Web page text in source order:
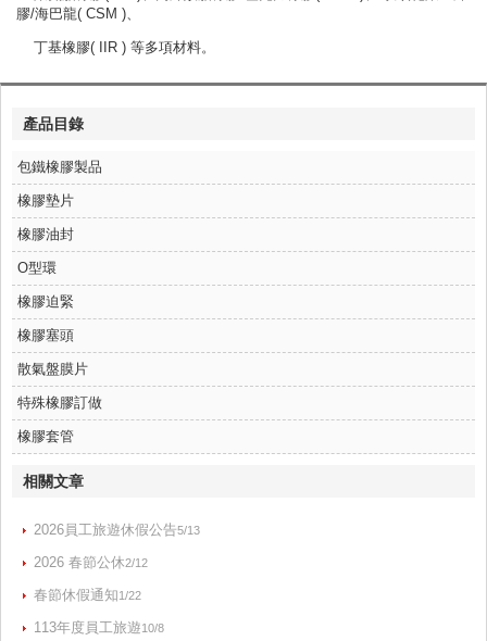
膠/海巴龍( CSM )、
丁基橡膠( IIR ) 等多項材料。
產品目錄
包鐵橡膠製品
橡膠墊片
橡膠油封
O型環
橡膠迫緊
橡膠塞頭
散氣盤膜片
特殊橡膠訂做
橡膠套管
相關文章
2026員工旅遊休假公告5/13
2026 春節公休2/12
春節休假通知1/22
113年度員工旅遊10/8